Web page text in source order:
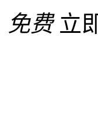
免费 立